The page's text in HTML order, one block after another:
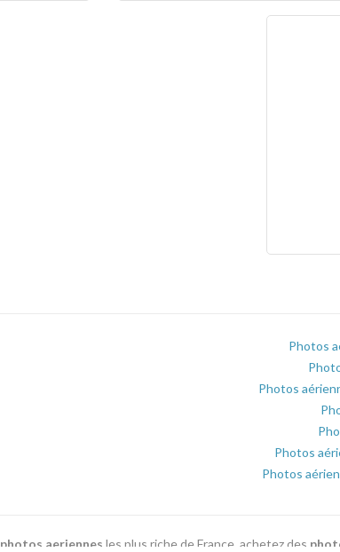
Photos
Photos
Photos
Photos
photos aeriennes les plus riche de France, achetez des